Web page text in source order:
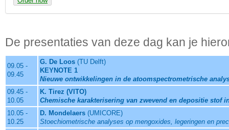
De presentaties van deze dag kan je
09.05 -
09.45
G. De Loos (TU Delft)
KEYNOTE 1
Nieuwe ontwikkelingen in de atoomspectrometrische
09.45 -
10.05
K. Tirez (VITO)
Chemische karakterisering van zwevend en depositie stof
10.05 -
10.25
D. Mondelaers (UMICORE)
Stoechiometrische analyses op mengoxides, legeringen en